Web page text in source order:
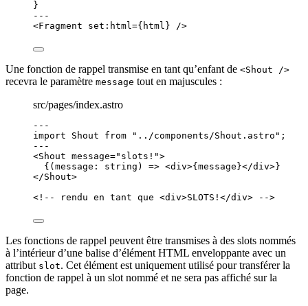
}
---
<Fragment set:html ={ html } />
Une fonction de rappel transmise en tant qu’enfant de <Shout />
recevra le paramètre message tout en majuscules :
src/pages/index.astro
---
import Shout from " ../components/Shout.astro " ;
---
<Shout message=" slots! ">
{ ( message : string ) => <div>{ message }</div> }
</Shout>
<!-- rendu en tant que <div>SLOTS!</div> -->
Les fonctions de rappel peuvent être transmises à des slots nommés
à l’intérieur d’une balise d’élément HTML enveloppante avec un
attribut slot. Cet élément est uniquement utilisé pour transférer la
fonction de rappel à un slot nommé et ne sera pas affiché sur la
page.